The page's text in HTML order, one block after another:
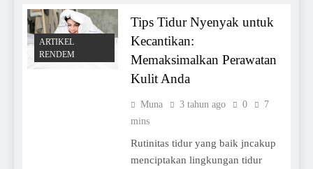
ARTIKEL
RENDEM
Tips Tidur Nyenyak untuk
Kecantikan:
Memaksimalkan Perawatan
Kulit Anda
Muna 3 tahun ago 0
7
mins
Rutinitas tidur yang baik jncakup
menciptakan lingkungan tidur